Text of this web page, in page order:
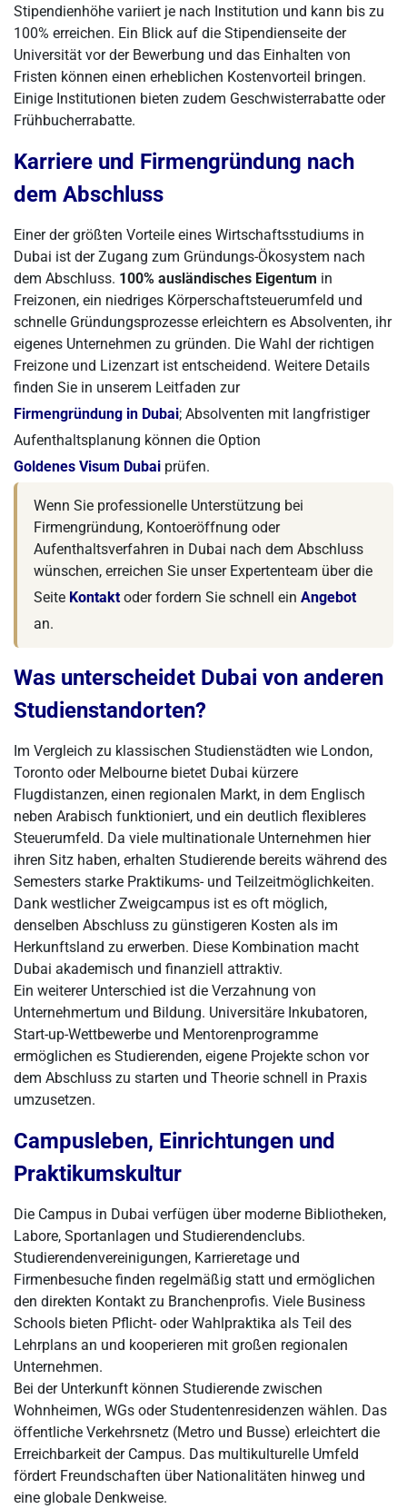
Stipendienhöhe variiert je nach Institution und kann bis zu
100% erreichen. Ein Blick auf die Stipendienseite der
Universität vor der Bewerbung und das Einhalten von
Fristen können einen erheblichen Kostenvorteil bringen.
Einige Institutionen bieten zudem Geschwisterrabatte oder
Frühbucherrabatte.
Karriere und Firmengründung nach
dem Abschluss
Einer der größten Vorteile eines Wirtschaftsstudiums in
Dubai ist der Zugang zum Gründungs-Ökosystem nach
dem Abschluss. 100% ausländisches Eigentum in
Freizonen, ein niedriges Körperschaftsteuerumfeld und
schnelle Gründungsprozesse erleichtern es Absolventen, ihr
eigenes Unternehmen zu gründen. Die Wahl der richtigen
Freizone und Lizenzart ist entscheidend. Weitere Details
finden Sie in unserem Leitfaden zur
Firmengründung in Dubai; Absolventen mit langfristiger
Aufenthaltsplanung können die Option
Goldenes Visum Dubai prüfen.
Wenn Sie professionelle Unterstützung bei
Firmengründung, Kontoeröffnung oder
Aufenthaltsverfahren in Dubai nach dem Abschluss
wünschen, erreichen Sie unser Expertenteam über die
Seite Kontakt oder fordern Sie schnell ein Angebot
an.
Was unterscheidet Dubai von anderen
Studienstandorten?
Im Vergleich zu klassischen Studienstädten wie London,
Toronto oder Melbourne bietet Dubai kürzere
Flugdistanzen, einen regionalen Markt, in dem Englisch
neben Arabisch funktioniert, und ein deutlich flexibleres
Steuerumfeld. Da viele multinationale Unternehmen hier
ihren Sitz haben, erhalten Studierende bereits während des
Semesters starke Praktikums- und Teilzeitmöglichkeiten.
Dank westlicher Zweigcampus ist es oft möglich,
denselben Abschluss zu günstigeren Kosten als im
Herkunftsland zu erwerben. Diese Kombination macht
Dubai akademisch und finanziell attraktiv.
Ein weiterer Unterschied ist die Verzahnung von
Unternehmertum und Bildung. Universitäre Inkubatoren,
Start-up-Wettbewerbe und Mentorenprogramme
ermöglichen es Studierenden, eigene Projekte schon vor
dem Abschluss zu starten und Theorie schnell in Praxis
umzusetzen.
Campusleben, Einrichtungen und
Praktikumskultur
Die Campus in Dubai verfügen über moderne Bibliotheken,
Labore, Sportanlagen und Studierendenclubs.
Studierendenvereinigungen, Karrieretage und
Firmenbesuche finden regelmäßig statt und ermöglichen
den direkten Kontakt zu Branchenprofis. Viele Business
Schools bieten Pflicht- oder Wahlpraktika als Teil des
Lehrplans an und kooperieren mit großen regionalen
Unternehmen.
Bei der Unterkunft können Studierende zwischen
Wohnheimen, WGs oder Studentenresidenzen wählen. Das
öffentliche Verkehrsnetz (Metro und Busse) erleichtert die
Erreichbarkeit der Campus. Das multikulturelle Umfeld
fördert Freundschaften über Nationalitäten hinweg und
eine globale Denkweise.